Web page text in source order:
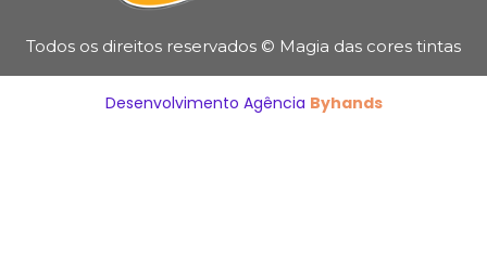
Todos os direitos reservados © Magia das cores tintas
Desenvolvimento Agência Byhands